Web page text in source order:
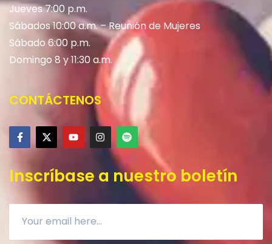
Jueves 7:00 p.m.
Sábados 10:00 a.m. – Reunión de Mujeres
Sábado 6:00 p.m.
Domingo 8 y 11:30 a.m.
CONTÁCTENOS
Inscríbase a nuestro boletín